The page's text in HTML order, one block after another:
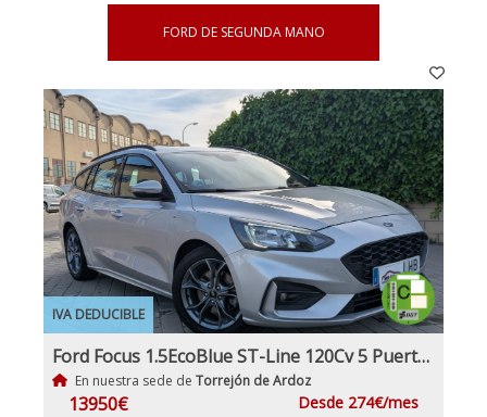
FORD DE SEGUNDA MANO
IVA DEDUCIBLE
Ford Focus 1.5EcoBlue ST-Line 120Cv 5 Puertas Etiqueta Medioambiental C
En nuestra sede de Torrejón de Ardoz
13950€ Desde 274€/mes